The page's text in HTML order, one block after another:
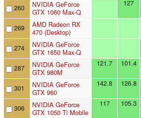
260
NVIDIA GeForce
GTX 1060 Max-Q
127
269
AMD Radeon RX
470 (Desktop)
274
NVIDIA GeForce
GTX 1650 Max-Q
287
NVIDIA GeForce
GTX 980M
121.7 101.4
301
NVIDIA GeForce
GTX 960
142.8 126.8
306
NVIDIA GeForce
GTX 1050 Ti Mobile
117 105.3